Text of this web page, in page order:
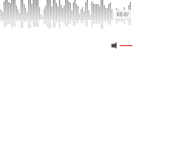
00:07